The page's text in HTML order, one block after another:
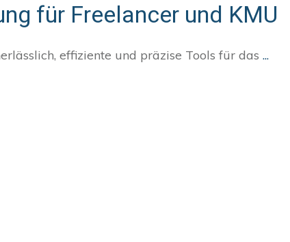
für Freelancer und KMU
effiziente und präzise Tools für das ...